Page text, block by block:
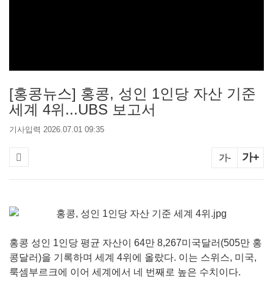
[홍콩뉴스] 홍콩, 성인 1인당 자산 기준
세계 4위...UBS 보고서
기사입력 2026.07.01 09:35
가- 가+
홍콩 성인 1인당 평균 자산이 64만 8,267미국달러(505만 홍
콩달러)을 기록하며 세계 4위에 올랐다. 이는 스위스, 미국,
룩셈부르크에 이어 세계에서 네 번째로 높은 수치이다.